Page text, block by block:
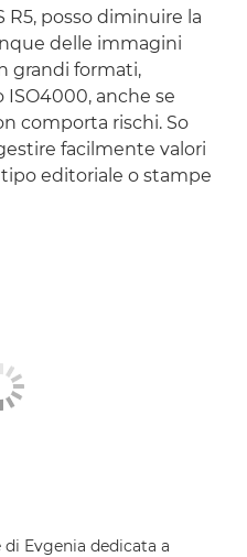
R5, posso diminuire la
delle immagini
grandi formati,
anche se
comporta rischi. So
facilmente valori
tipo editoriale o stampe
Evgenia dedicata a